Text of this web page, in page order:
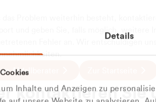
Details
Inhalte und Anzeigen zu
Fehler an. Wir entschuldigen
Abfallberater
kontaktieren Sie